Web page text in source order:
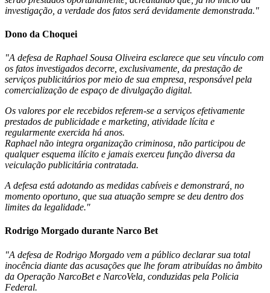
investigação, a verdade dos fatos será devidamente demonstrada."
Dono da Choquei
"A defesa de Raphael Sousa Oliveira esclarece que seu vínculo com
os fatos investigados decorre, exclusivamente, da prestação de
serviços publicitários por meio de sua empresa, responsável pela
comercialização de espaço de divulgação digital.
Os valores por ele recebidos referem-se a serviços efetivamente
prestados de publicidade e marketing, atividade lícita e
regularmente exercida há anos.
Raphael não integra organização criminosa, não participou de
qualquer esquema ilícito e jamais exerceu função diversa da
veiculação publicitária contratada.
A defesa está adotando as medidas cabíveis e demonstrará, no
momento oportuno, que sua atuação sempre se deu dentro dos
limites da legalidade."
Rodrigo Morgado durante Narco Bet
"A defesa de Rodrigo Morgado vem a público declarar sua total
inocência diante das acusações que lhe foram atribuídas no âmbito
da Operação NarcoBet e NarcoVela, conduzidas pela Policia
Federal.